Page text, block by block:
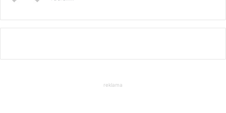
reklama